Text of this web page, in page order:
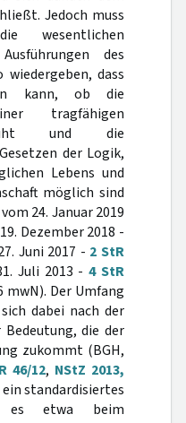
Jedoch muss
des
dass
kann, ob die
tragfähigen
und die
der Logik,
Lebens und
möglich sind
24. Januar 2019
Dezember 2018 -
Juni 2017 - 2 StR
Juli 2013 -4 StR
mwN). Der Umfang
dabei nach der
die der
zukommt (BGH,
46/12, NStZ 2013,
standardisiertes
es etwa beim